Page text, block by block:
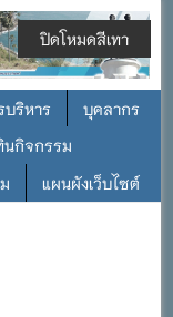
บริหาร
บุคลากร
กิจกรรม
แผนผังเว็บไซต์
ปิดโหมดสีเทา